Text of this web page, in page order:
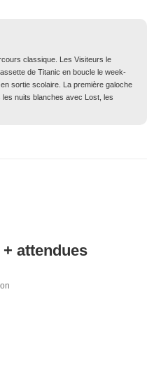
classique. Les Visiteurs le
de Titanic en boucle le week-
sortie scolaire. La première galoche
nuits blanches avec Lost, les
attendues